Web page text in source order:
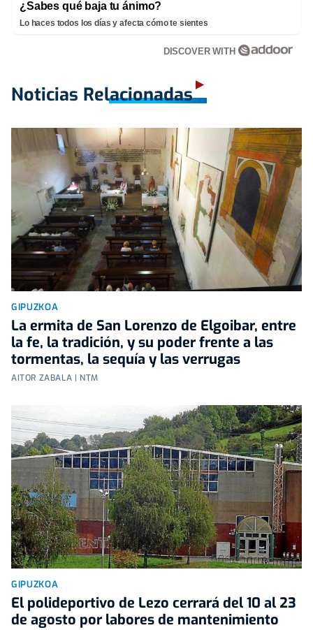
¿Sabes qué baja tu ánimo?
Lo haces todos los días y afecta cómo te sientes
DISCOVER WITH
Noticias Relacionadas
GIPUZKOA
La ermita de San Lorenzo de Elgoibar, entre
la fe, la tradición, y su poder frente a las
tormentas, la sequía y las verrugas
AITOR ZABALA | NTM
GIPUZKOA
El polideportivo de Lezo cerrará del 10 al 23
de agosto por labores de mantenimiento